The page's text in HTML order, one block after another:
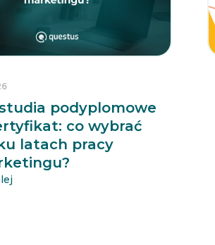
podyplomowe
co wybrać
latach pracy